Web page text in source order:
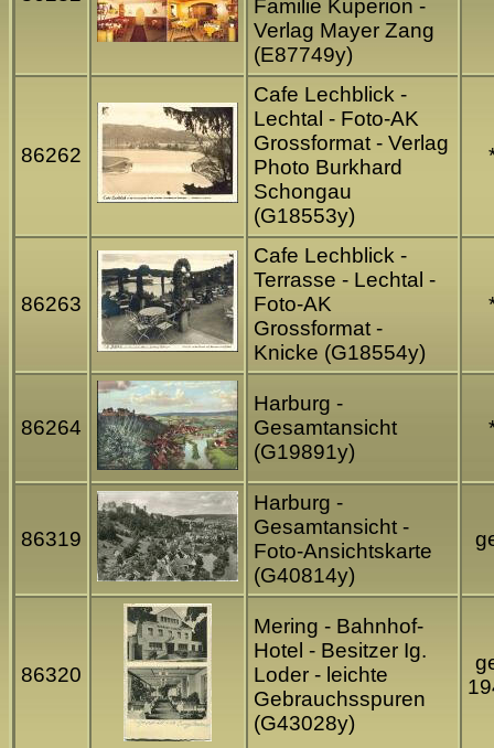
Familie Kuperion -
Verlag Mayer Zang
(E87749y)
86262
Cafe Lechblick -
Lechtal - Foto-AK
Grossformat - Verlag
Photo Burkhard
Schongau
(G18553y)
86263
Cafe Lechblick -
Terrasse - Lechtal -
Foto-AK
Grossformat -
Knicke (G18554y)
86264
Harburg -
Gesamtansicht
(G19891y)
86319
Harburg -
Gesamtansicht -
Foto-Ansichtskarte
(G40814y)
86320
Mering - Bahnhof-
Hotel - Besitzer Ig.
Loder - leichte
Gebrauchsspuren
(G43028y)